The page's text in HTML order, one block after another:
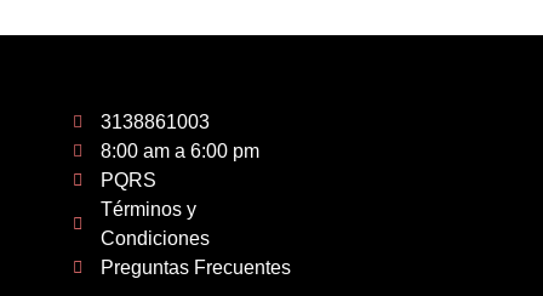
3138861003
8:00 am a 6:00 pm
PQRS
Términos y
Condiciones
Preguntas Frecuentes